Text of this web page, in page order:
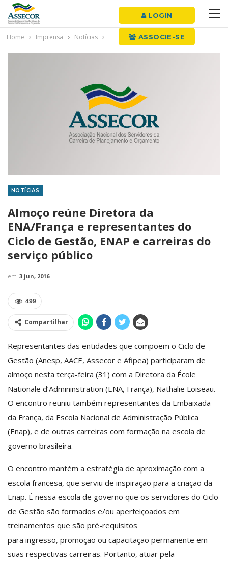
LOGIN
ASSOCIE-SE
Home Imprensa Notícias
NOTÍCIAS
Almoço reúne Diretora da
ENA/França e representantes do
Ciclo de Gestão, ENAP e carreiras do
serviço público
em 3 jun, 2016
499
Compartilhar
Representantes das entidades que compõem o Ciclo de
Gestão (Anesp, AACE, Assecor e Afipea) participaram de
almoço nesta terça-feira (31) com a Diretora da École
Nationale d’Admininstration (ENA, França), Nathalie Loiseau.
O encontro reuniu também representantes da Embaixada
da França, da Escola Nacional de Administração Pública
(Enap), e de outras carreiras com formação na escola de
governo brasileira.
O encontro mantém a estratégia de aproximação com a
escola francesa, que serviu de inspiração para a criação da
Enap. É nessa escola de governo que os servidores do Ciclo
de Gestão são formados e/ou aperfeiçoados em
treinamentos que são pré-requisitos
para ingresso, promoção ou capacitação permanente em
suas respectivas carreiras. Portanto, atuar pela